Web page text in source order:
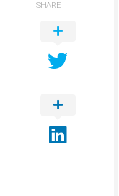
SHARE